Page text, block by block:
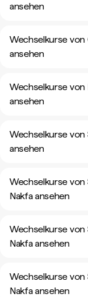
ansehen
Wechselkurse von
ansehen
Wechselkurse von
ansehen
Wechselkurse von
ansehen
Wechselkurse von
Nakfa ansehen
Wechselkurse
Nakfa ansehen
Wechselkurse von
Nakfa ansehen